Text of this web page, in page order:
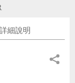
詳細說明